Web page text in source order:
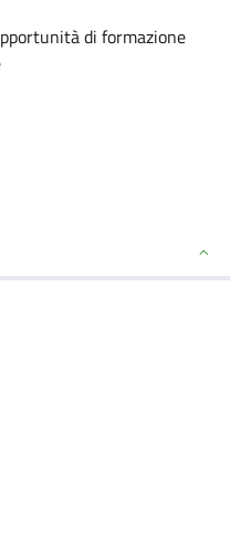
di formazione